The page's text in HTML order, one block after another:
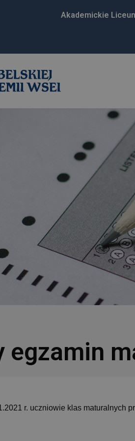
Akademickie
egzamin
r. uczniowie klas maturalnych